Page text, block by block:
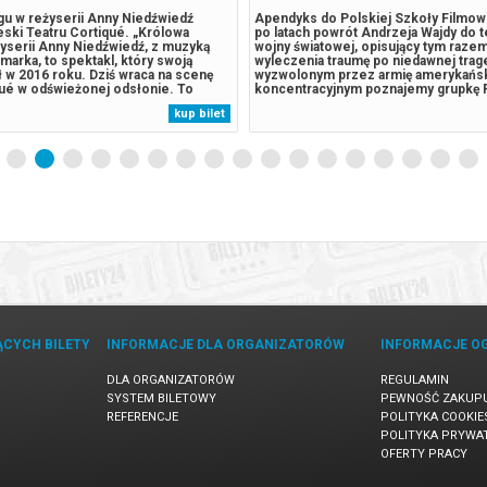
edycji festiwalu CZAS NA TEATR
Gala Musicalowa w historii
NA TEATR, organizowanego przez
w Poznaniu. W tym roku Gala
Sali Ziemi, gromadząc setki widzów
całej Polski. Piąta edycja festiwalu
odbędzie się w dniach 25
grudnia. Podczas wydarzenia
najciekawsze...
kup bilet
Świąteczny musical, pełen
akcji, zabawnych nieporozumień i
wszystkim bohaterów Bożego
muszą zmierzyć się z nie lada
jeden dzień do Świąt, a Szef
Święty Mikołaj stracił pamięć! Nie wie
wie gdzie jest i po co, a dopóki
przypomni, Święta na całym świecie
znakiem zapytania! Na ratunek...
BILETY INFORMACJE DLA ORGANIZATORÓW
DLA ORGANIZATORÓW
SYSTEM BILETOWY
REFERENCJE
INFORMACJE
REGULAMIN
PEWNOŚĆ
POLITYKA
POLITYKA
OFERTY PRACY